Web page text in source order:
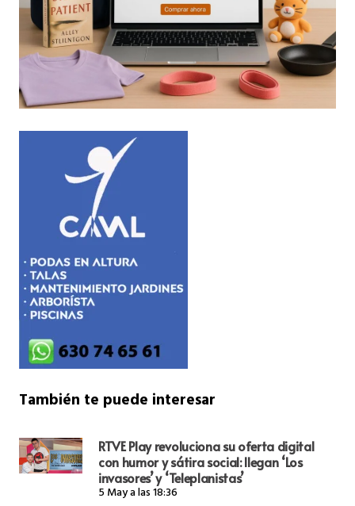
También te puede interesar
RTVE Play revoluciona su oferta digital
con humor y sátira social: llegan ‘Los
invasores’ y ‘Teleplanistas’
5 May a las 18:36